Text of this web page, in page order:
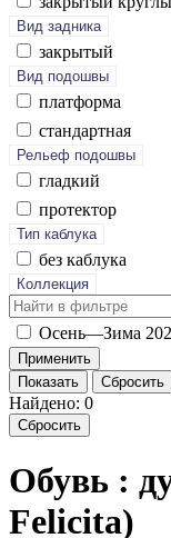
Вид задника
зак­ры­тый
Вид подошвы
плат­форма
стан­дарт­ная
Рельеф подошвы
глад­кий
про­тек­тор
Тип каблука
без каб­лу­ка
Коллекция
Осень—Зи­ма
Показать Сбросить
Найдено: 0
Сбросить
Обувь :
Felicita)